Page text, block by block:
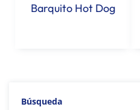
Barquito Hot Dog
Búsqueda